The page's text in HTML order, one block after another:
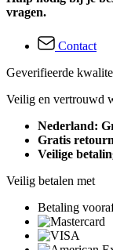
vragen.
Contact
Geverifieerde
Veilig en vertrouwd
Nederland:
Gratis
Veilige
Veilig betalen met
Betaling